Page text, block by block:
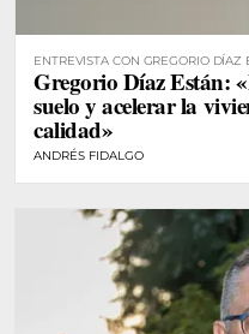
ENTREVISTA CON GREGORIO
MADRID
Gregorio Díaz Están:
suelo y acelerar la
calidad»
ANDRÉS FIDALGO